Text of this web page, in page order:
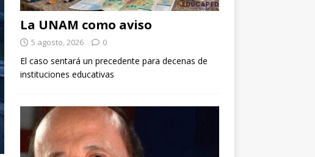
La UNAM como aviso
5 agosto, 2026 0
El caso sentará un precedente para decenas de
instituciones educativas